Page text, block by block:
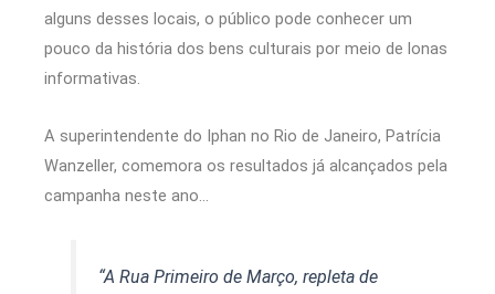
alguns desses locais, o público pode conhecer um
pouco da história dos bens culturais por meio de lonas
informativas.
A superintendente do Iphan no Rio de Janeiro, Patrícia
Wanzeller, comemora os resultados já alcançados pela
campanha neste ano…
“A Rua Primeiro de Março, repleta de